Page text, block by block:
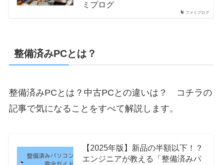
ファミプログ
ミプログ
整備済みPCとは？
整備済みPCとは？中古PCとの違いは？ コチラの
記事で気になることをすべて解説します。
【2025年版】新品の半額以下！？
エンジニアが教える「整備済みパ